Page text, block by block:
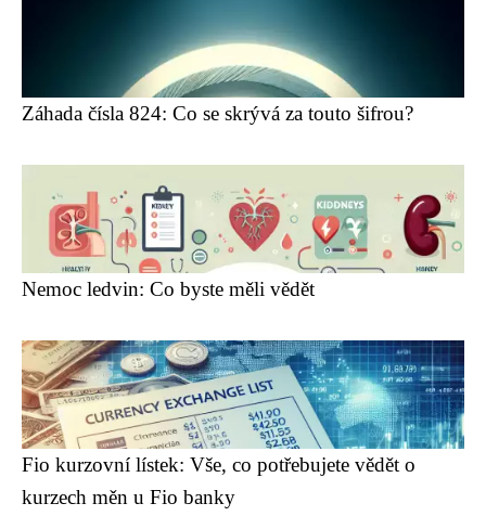
Záhada čísla 824: Co se skrývá za touto šifrou?
Nemoc ledvin: Co byste měli vědět
Fio kurzovní lístek: Vše, co potřebujete vědět o
kurzech měn u Fio banky